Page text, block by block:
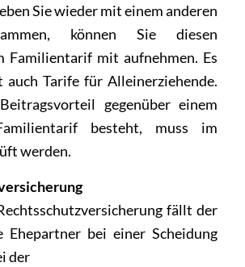
Sie wieder mit einem anderen
können Sie diesen
Familientarif mit aufnehmen. Es
auch Tarife für Alleinerziehende.
gegenüber einem
besteht, muss im
werden.
fällt der
Ehepartner bei einer Scheidung
der